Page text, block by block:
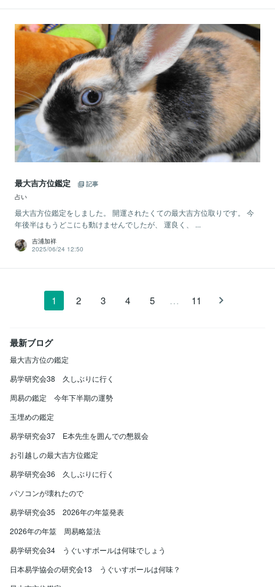
最大吉方位鑑定
記事
占い
最大吉方位鑑定をしました。 開運されたくての最大吉方位取りです。 今
年後半はもうどこにも動けませんでしたが、 運良く、 ...
吉浦加祥
2025/06/24 12:50
1 2 3 4 5 … 11
最新ブログ
最大吉方位の鑑定
易学研究会38 久しぶりに行く
周易の鑑定 今年下半期の運勢
玉埋めの鑑定
易学研究会37 E本先生を囲んでの懇親会
お引越しの最大吉方位鑑定
易学研究会36 久しぶりに行く
パソコンが壊れたので
易学研究会35 2026年の年筮発表
2026年の年筮 周易略筮法
易学研究会34 うぐいすボールは何味でしょう
日本易学協会の研究会13 うぐいすボールは何味？